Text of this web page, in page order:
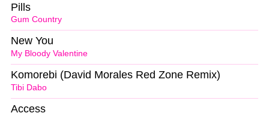
Gum Country
Pills
My Bloody Valentine
New You
Tibi Dabo
Komorebi (David Morales Red Zone Remix)
Access